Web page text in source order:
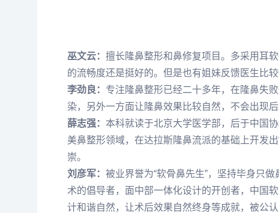
巫文云： 擅长隆鼻整形和鼻修复项目。多采用耳
的流畅度还是挺好的。但是也有姐妹反馈医生比
李劲良： 专注隆鼻整形已经二十多年，在隆鼻失
染，另外一方面让隆鼻效果比较自然，不会出现
薛志强： 本科就读于北京大学医学部，后于中国
美鼻整形领域，在达拉斯隆鼻流派的基础上开发
崇。
刘彦军： 被业界誉为“软骨鼻先生”，坚持毕身只
术的倡导者，面中部一体化设计的开创者，中国
计和谐自然，让术后效果自然终身等成就，被公